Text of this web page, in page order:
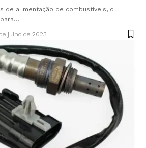
de alimentação de combustíveis, o
julho de 2023